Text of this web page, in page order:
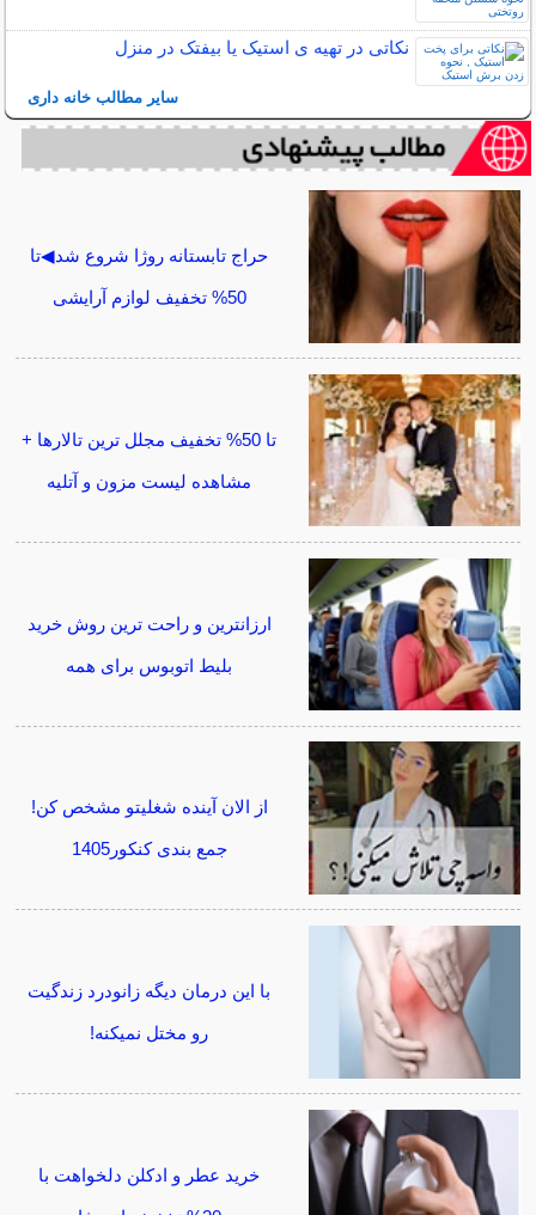
نکاتی در تهیه ی استیک یا بیفتک در منزل
سایر مطالب خانه داری
حراج تابستانه روژا شروع شد◀تا
50% تخفیف لوازم آرایشی
تا 50% تخفیف مجلل ترین تالارها +
مشاهده لیست مزون و آتلیه
ارزانترین و راحت ترین روش خرید
بلیط اتوبوس برای همه
از الان آینده شغلیتو مشخص کن!
جمع بندی کنکور1405
با این درمان دیگه زانودرد زندگیت
رو مختل نمیکنه!
خرید عطر و ادکلن دلخواهت با